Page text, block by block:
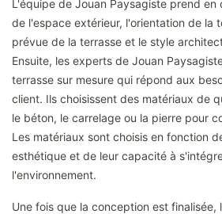
L'équipe de Jouan Paysagiste prend en
de l'espace extérieur, l'orientation de la
prévue de la terrasse et le style
Ensuite, les experts de Jouan
terrasse sur mesure qui répond aux
client. Ils choisissent des matériaux de
le béton, le carrelage ou la pierre pour
Les matériaux sont choisis en fonction
esthétique et de leur capacité à
l'environnement.
Une fois que la conception est finalisée,